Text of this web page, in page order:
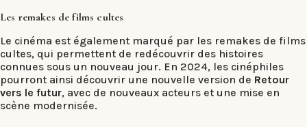
Les remakes de films cultes
Le cinéma est également marqué par les remakes de films
cultes, qui permettent de redécouvrir des histoires
connues sous un nouveau jour. En 2024, les cinéphiles
pourront ainsi découvrir une nouvelle version de Retour
vers le futur, avec de nouveaux acteurs et une mise en
scène modernisée.